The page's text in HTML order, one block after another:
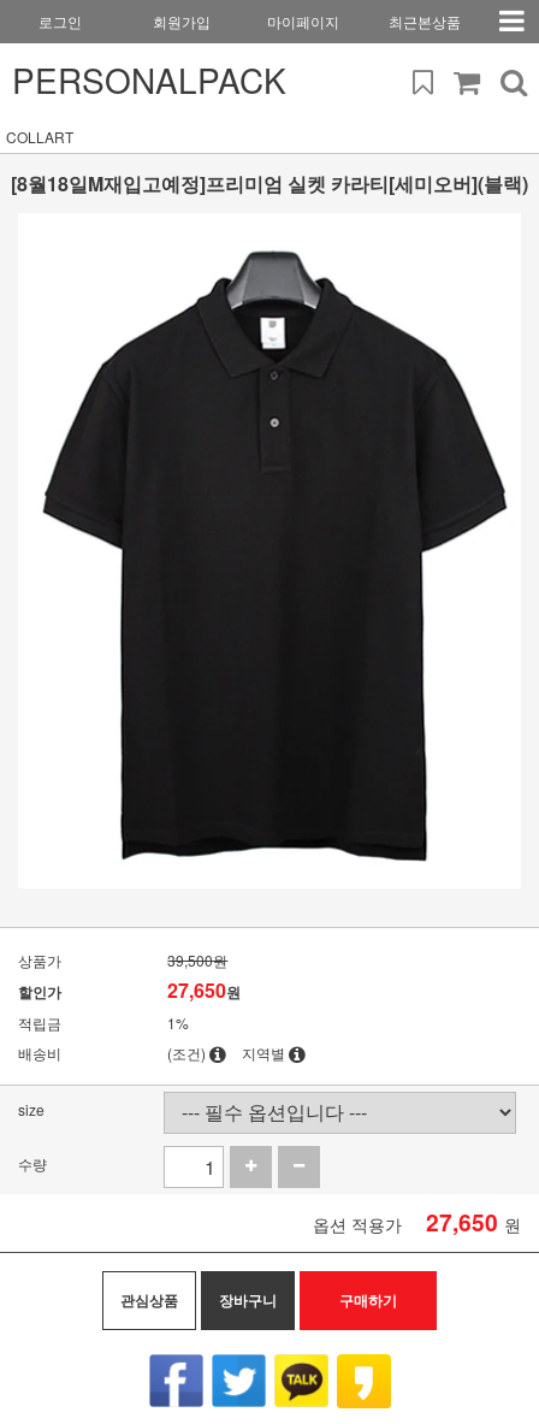
로그인 회원가입 마이페이지 최근본상품
PERSONALPACK
COLLART
[8월18일M재입고예정]프리미엄 실켓 카라티[세미오버](블랙)
상품가 39,500원
할인가 27,650원
적립금
1%
배송비
(조건) 지역별
size
수량
옵션 적용가 27,650 원
관심상품 장바구니 구매하기